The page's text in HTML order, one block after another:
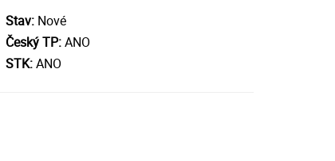
Stav:Nové
Český TP:ANO
STK:ANO